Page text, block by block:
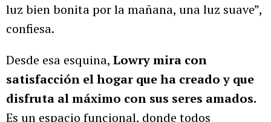
luz bien bonita por la mañana, una luz suave”,
confiesa.
Desde esa esquina, Lowry mira con
satisfacción el hogar que ha creado y que
disfruta al máximo con sus seres amados.
Es un espacio funcional, donde todos